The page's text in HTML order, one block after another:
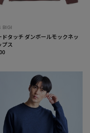
BIGI
ドタッチ ダンボールモックネッ
プス